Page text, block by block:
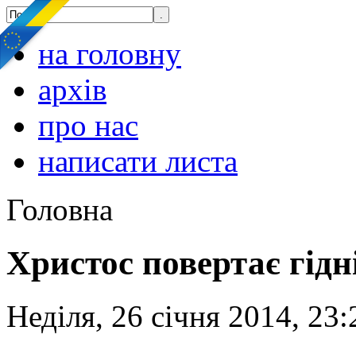
на головну
архів
про нас
написати листа
Головна
Христос повертає
Неділя, 26 січня 2014,